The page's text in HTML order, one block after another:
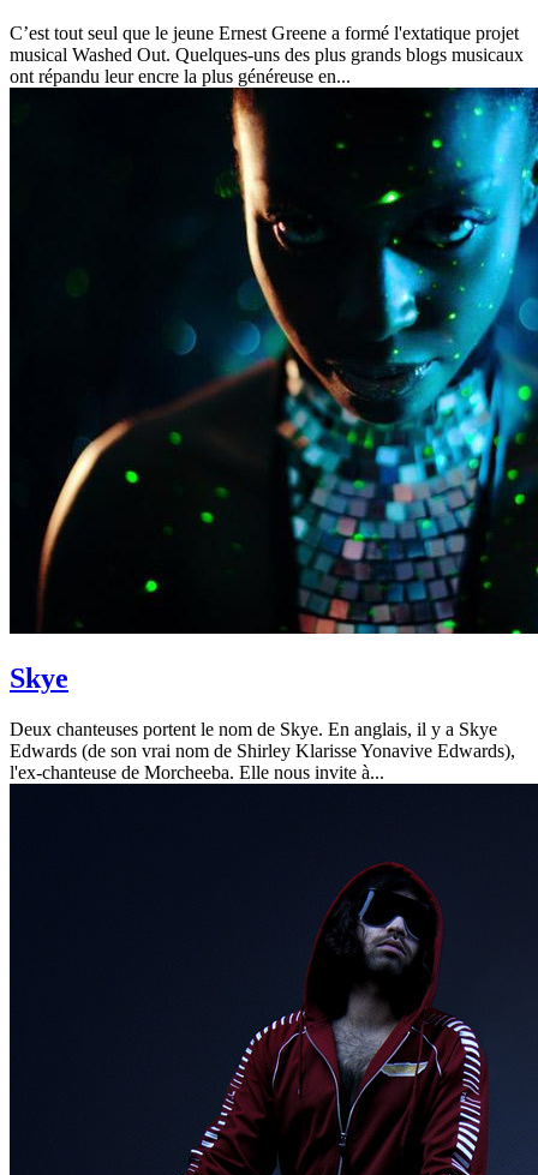
C’est tout seul que le jeune Ernest Greene a formé l'extatique projet
musical Washed Out. Quelques-uns des plus grands blogs musicaux
ont répandu leur encre la plus généreuse en...
Skye
Deux chanteuses portent le nom de Skye. En anglais, il y a Skye
Edwards (de son vrai nom de Shirley Klarisse Yonavive Edwards),
l'ex-chanteuse de Morcheeba. Elle nous invite à...